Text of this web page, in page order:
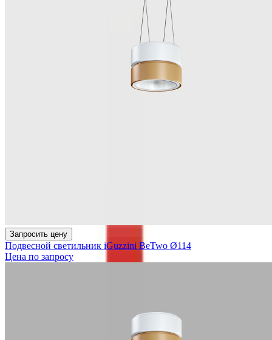
Запросить цену
Подвесной светильник iGuzzini BeTwo Ø114
Цена по запросу